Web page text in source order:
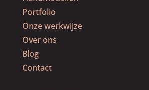
Portfolio
Onze werkwijze
Over ons
Blog
Contact